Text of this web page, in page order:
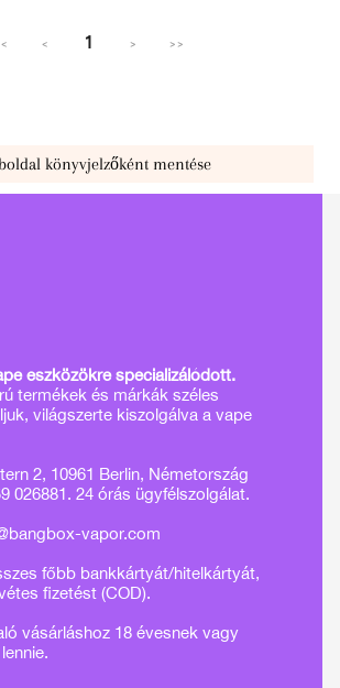
< 1 > >>
könyvjelzőként mentése
eszközökre specializálódott.
termékek és márkák széles
világszerte kiszolgálva a vape
2, 10961 Berlin, Németország
026881. 24 órás ügyfélszolgálat.
vapor.com
főbb bankkártyát/hitelkártyát,
fizetést (COD).
vásárláshoz 18 évesnek vagy